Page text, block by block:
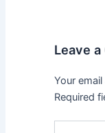
Leave
Your
Required